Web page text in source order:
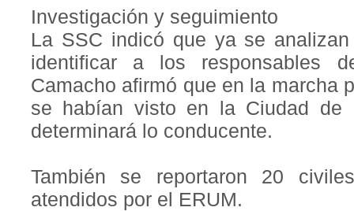
Investigación y seguimiento
La SSC indicó que ya se
identificar a los responsables
Camacho afirmó que en la marcha
se habían visto en la Ciudad de
determinará lo conducente.
También se reportaron 20
atendidos por el ERUM.